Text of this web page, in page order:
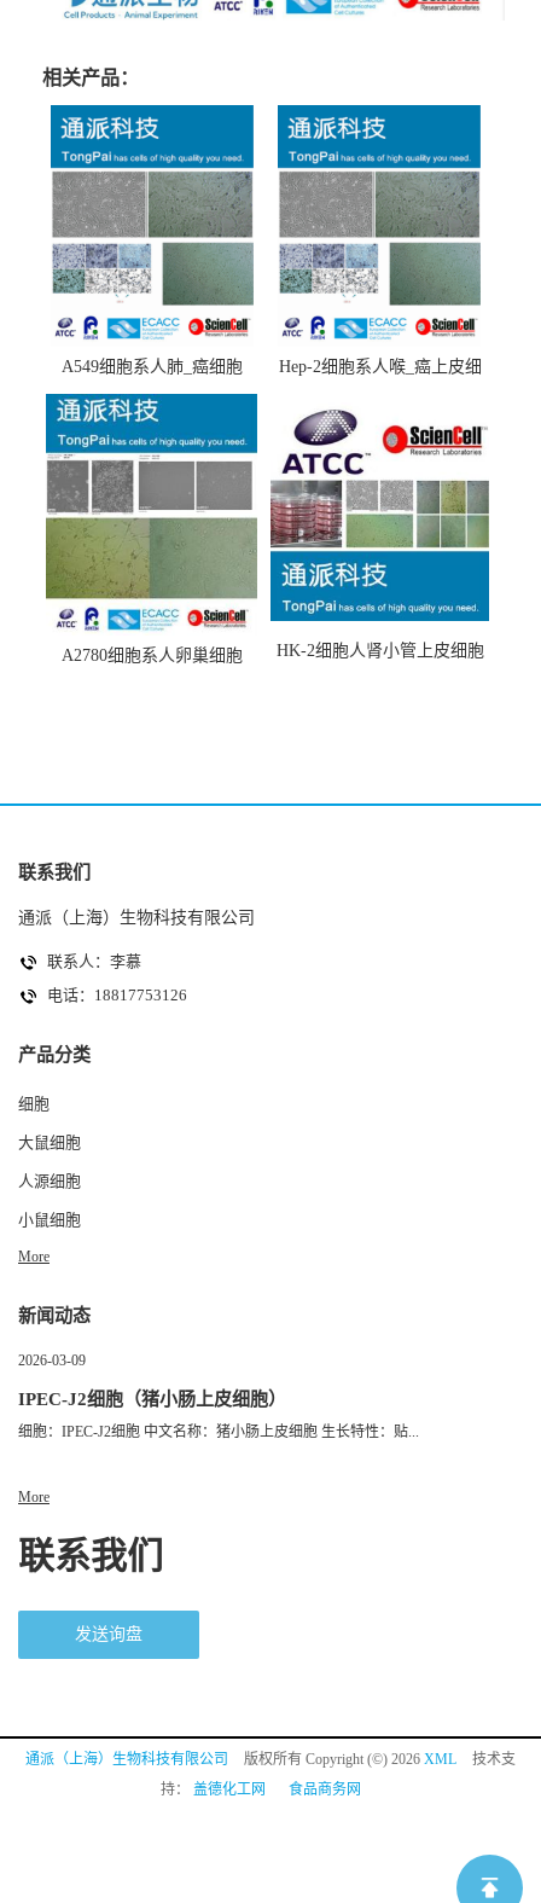
相关产品：
A549细胞系人肺_癌细胞
(A549细胞)
Hep-2细胞系人喉_癌上皮细
A2780细胞系人卵巢细胞
HK-2细胞人肾小管上皮细胞
联系我们
通派（上海）生物科技有限公司
联系人：李慕
电话：18817753126
产品分类
细胞
大鼠细胞
人源细胞
小鼠细胞
More
新闻动态
2026-03-09
IPEC-J2细胞（猪小肠上皮细胞）
细胞：IPEC-J2细胞 中文名称：猪小肠上皮细胞 生长特性：贴...
More
联系我们
发送询盘
通派（上海）生物科技有限公司 版权所有 Copyright (©) 2026 XML
技术支
持： 盖德化工网 食品商务网